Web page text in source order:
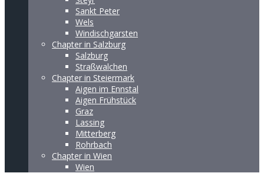
Sankt Peter
Wels
Windischgarsten
Chapter in Salzburg
Salzburg
Straßwalchen
Chapter in Steiermark
Aigen im Ennstal
Aigen Frühstück
Graz
Lassing
Mitterberg
Rohrbach
Chapter in Wien
Wien